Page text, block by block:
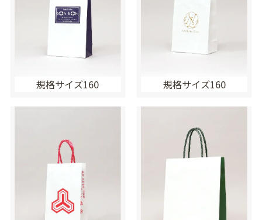
規格サイズ160 規格サイズ160